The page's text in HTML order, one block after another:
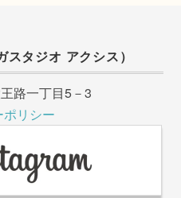
タジオ アクシス）
路一丁目5－3
リシー